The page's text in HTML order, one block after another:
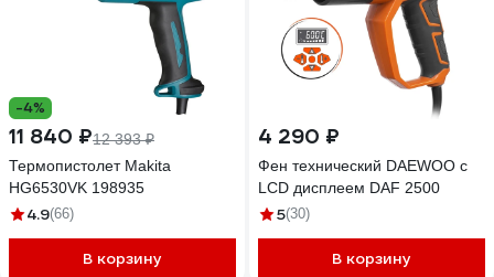
-4%
11 840 ₽12 393 ₽
Термопистолет Makita
HG6530VK 198935
4.9(66)
В корзину
4 290 ₽
Фен технический DAEWOO с
LCD дисплеем DAF 2500
5(30)
В корзину